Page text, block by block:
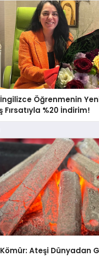
İngilizce Öğrenmenin
Fırsatıyla %20 İndirim!
Ateşi Dünyadan